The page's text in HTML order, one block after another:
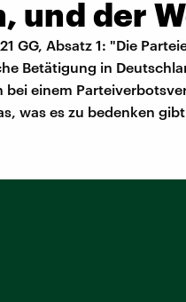
und der
GG, Absatz 1: "Die
Betätigung in
bei einem
was es zu bedenken